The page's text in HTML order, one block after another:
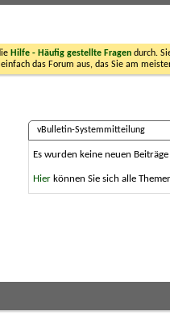
Hilfe - Häufig gestellte Fragen durch.
das Forum aus, das Sie am
vBulletin-Systemmitteilung
Es wurden keine neuen
Hier können Sie sich alle